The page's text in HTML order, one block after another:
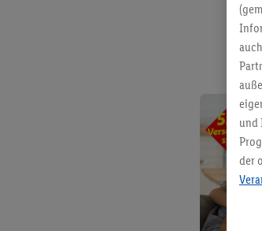
und
der